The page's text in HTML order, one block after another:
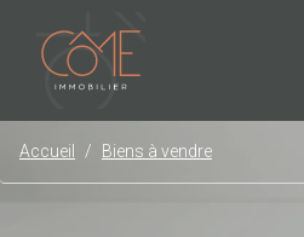
Accueil Biens à vendre